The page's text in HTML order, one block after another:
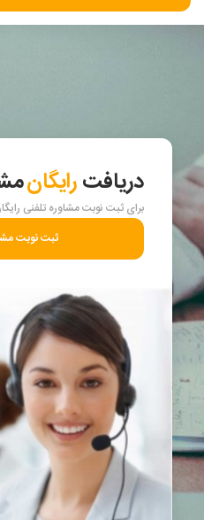
دریافترایگان
برای ثبت نوبت مشاوره تلفنی
ثبت نوبت